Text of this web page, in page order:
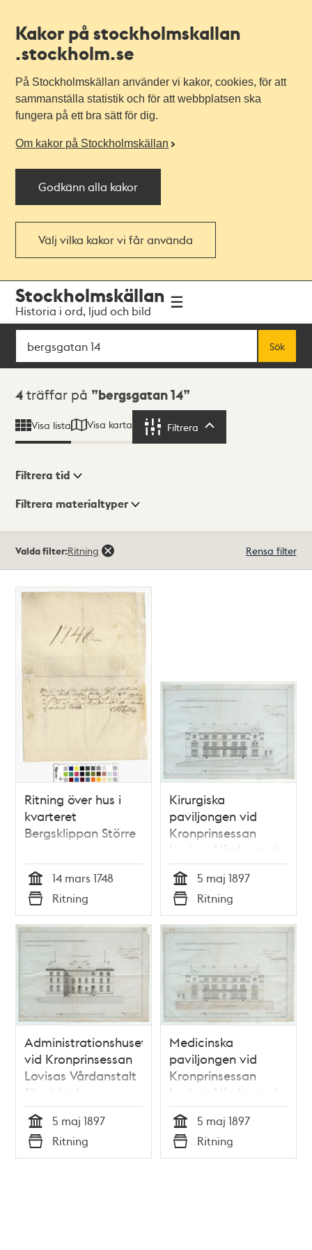
Kakor på stockholmskallan
.stockholm.se
På Stockholmskällan använder vi kakor, cookies, för att
sammanställa statistik och för att webbplatsen ska
fungera på ett bra sätt för dig.
Om kakor på Stockholmskällan
Godkänn alla kakor
Välj vilka kakor vi får använda
navigationen
huvudinnehållet
Stockholmskällan
Historia i ord, ljud och bild
Sök
Sök
Sökresultat
4 träffar på bergsgatan 14
Visa lista Visa karta Filtrera
Visningsläge
Filtrera tid
Filtrera materialtyper
träffar
Valda filter:Ritning Rensa filter
Ritning över hus i
kvarteret
Bergsklippan Större
Tid
14 mars 1748
Typ
Ritning
Kirurgiska
paviljongen vid
Kronprinsessan
Lovisas Vårdanstalt
för sjuka barn -
ritning 1897
Tid
5 maj 1897
Typ
Ritning
Administrationshuset
vid Kronprinsessan
Lovisas Vårdanstalt
för sjuka barn -
ritning 1897
Tid
5 maj 1897
Typ
Ritning
Medicinska
paviljongen vid
Kronprinsessan
Lovisas Vårdanstalt
för sjuka barn -
ritning 1897
Tid
5 maj 1897
Typ
Ritning